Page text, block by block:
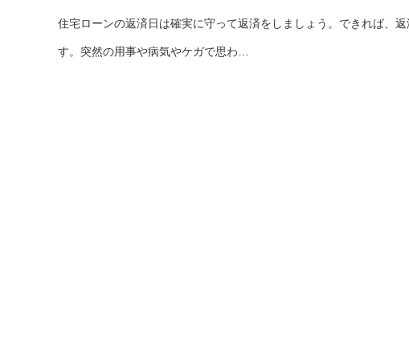
住宅ローンの返済日は確実に守って返済をしましょう。できれば、
す。突然の用事や病気やケガで思わ…